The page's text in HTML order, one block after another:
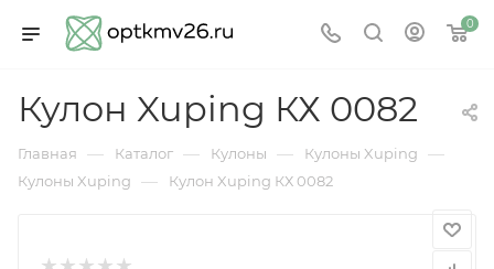
0
Кулон Xuping КХ 0082
Главная — Каталог — Кулоны — Кулоны Xuping —
Кулоны Xuping — Кулон Xuping КХ 0082